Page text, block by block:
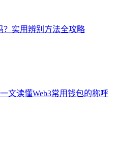
？实用辨别方法全攻略
文读懂Web3常用钱包的称呼